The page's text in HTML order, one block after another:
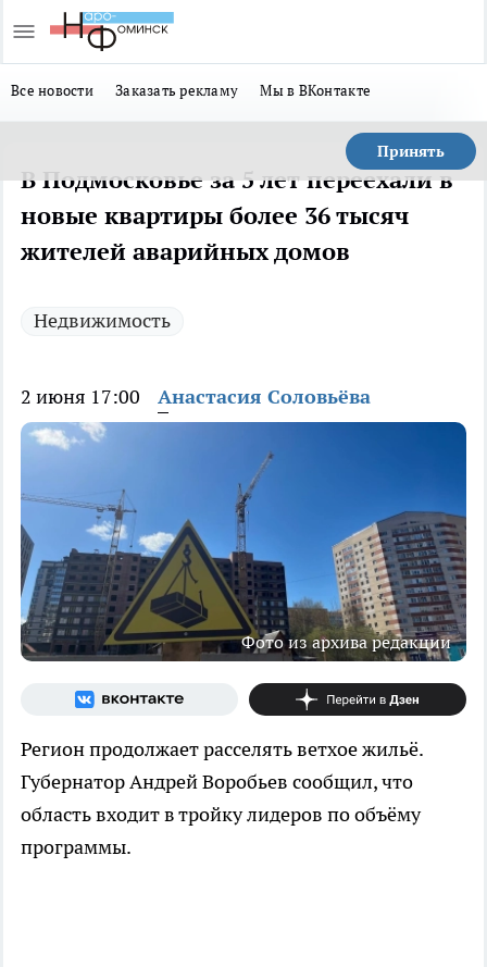
Все новости Заказать рекламу Мы в ВКонтакте
Принять
В Подмосковье за 5 лет переехали в
новые квартиры более 36 тысяч
жителей аварийных домов
Недвижимость
2 июня 17:00 Анастасия Соловьёва
Фото из архива редакции
Регион продолжает расселять ветхое жильё.
Губернатор Андрей Воробьев сообщил, что
область входит в тройку лидеров по объёму
программы.